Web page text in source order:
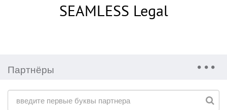
SEAMLESS Legal
Партнёры